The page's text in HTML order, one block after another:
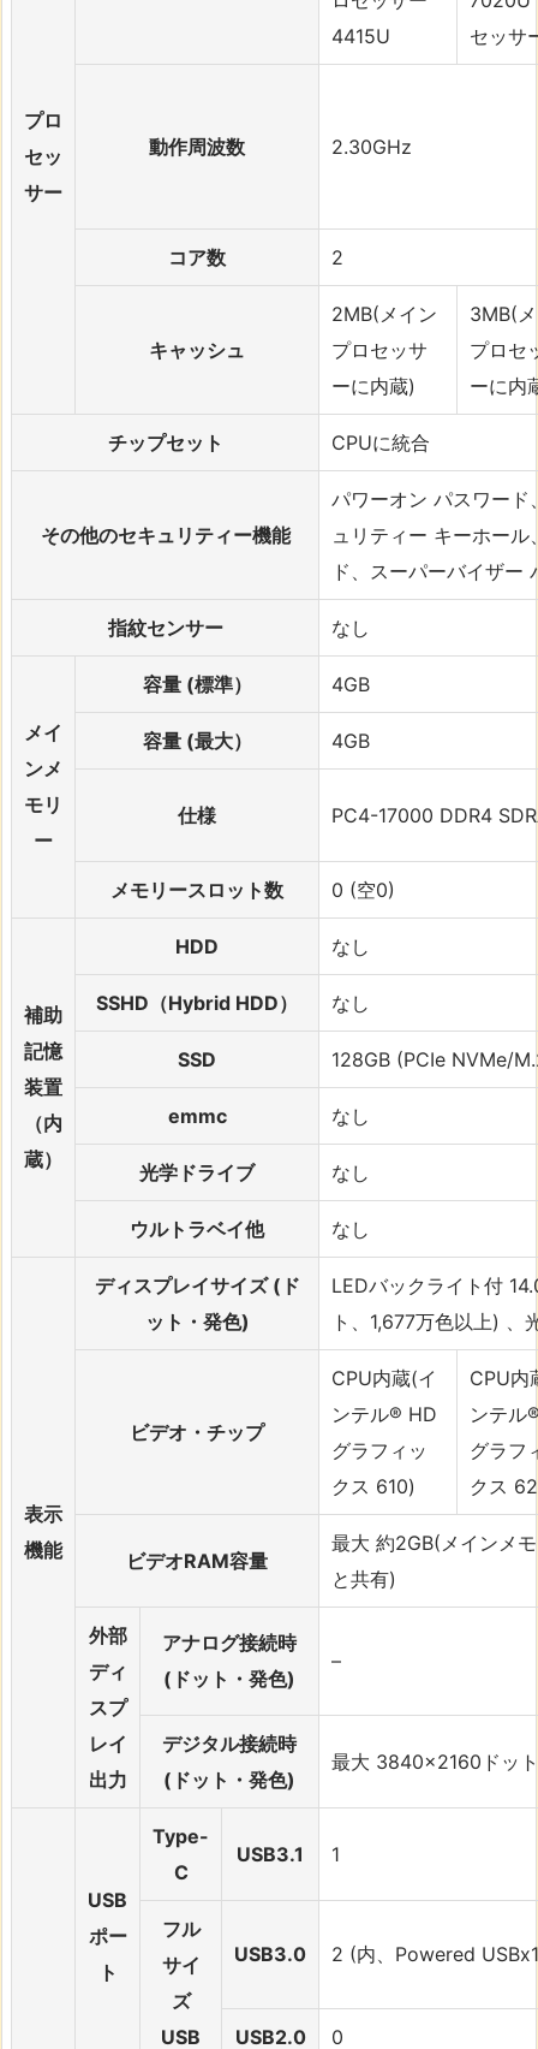
プロ
セッ
サー
4415U
セッサ
動作周波数 2.30GHz
コア数 2
キャッシュ
2MB(メイン
プロセッサ
ーに内蔵)
3MB(
プロセ
ーに内
チップセット CPUに統合
その他のセキュリティー機能
パワーオン パスワード
ュリティー キーホー
ド、スーパーバイザー
指紋センサー なし
メイ
ンメ
モリ
ー
容量 (標準） 4GB
容量 (最大） 4GB
仕様 PC4-17000 DDR4
メモリースロット数 0 (空0)
補助
記憶
装置
（内
蔵）
HDD なし
SSHD（Hybrid HDD） なし
SSD 128GB (PCIe NVMe/
emmc なし
光学ドライブ なし
ウルトラベイ他 なし
表示
機能
ディスプレイサイズ (ド
ット・発色)
LEDバックライト付
ト、1,677万色以上) 、
ビデオ・チップ
CPU内蔵(イ
ンテル® HD
グラフィッ
クス 610)
CPU内
ンテル
グラフ
クス
ビデオRAM容量
最大 約2GB(メインメ
と共有)
外部
ディ
スプ
レイ
出力
アナログ接続時
(ドット・発色)
–
デジタル接続時
(ドット・発色)
最大 3840×2160ドッ
USB
ポー
ト
Type-
C
USB3.1 1
フル
サイ
ズ
USB
USB3.0 2 (内、Powered
USB2.0 0